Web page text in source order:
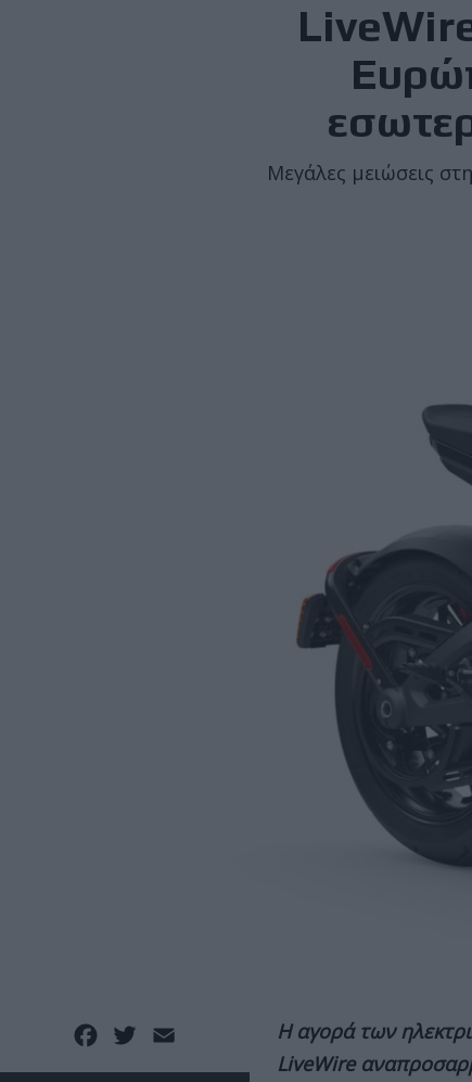
Μεγάλες μειώσεις
Facebook
Twitter
Η αγορά των
LiveWire